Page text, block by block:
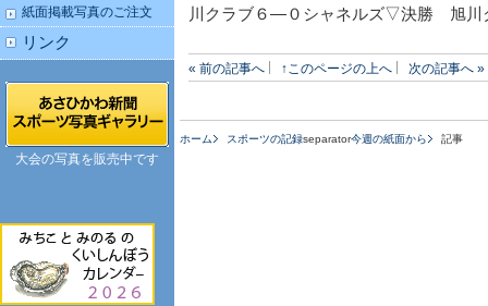
川クラブ６―０シャネルズ▽決勝 旭川
« 前の記事へ ↑このページの上へ 次の記事へ »
ホーム スポーツの記録separator今週の紙面から 記事
紙面掲載写真のご注文
リンク
大会の写真を販売中です